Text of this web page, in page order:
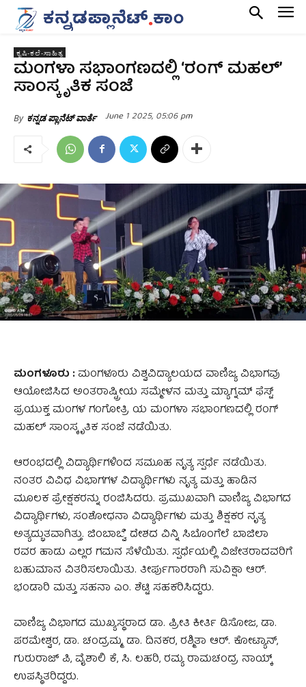
ಕೃಷಿ-ಕಲೆ-ಸಾಹಿತ್ಯ
ಮಂಗಳಾ ಸಭಾಂಗಣದಲ್ಲಿ ‘ರಂಗ್ ಮಹಲ್’
ಸಾಂಸ್ಕೃತಿಕ ಸಂಜೆ
By ಕನ್ನಡ ಪ್ಲಾನೆಟ್ ವಾರ್ತೆ June 1 2025, 05:06 pm
ಮಂಗಳೂರು :ಮಂಗಳೂರು ವಿಶ್ವವಿದ್ಯಾಲಯದ ವಾಣಿಜ್ಯ ವಿಭಾಗವು
ಆಯೋಜಿಸಿದ ಅಂತರಾಷ್ಟ್ರೀಯ ಸಮ್ಮೇಳನ ಮತ್ತು ಮ್ಯಾಗ್ನಮ್ ಫೆಸ್ಟ್
ಪ್ರಯುಕ್ತ ಮಂಗಳ ಗಂಗೋತ್ರಿ ಯ ಮಂಗಳಾ ಸಭಾಂಗಣದಲ್ಲಿ ರಂಗ್
ಮಹಲ್ ಸಾಂಸ್ಕೃತಿಕ ಸಂಜೆ ನಡೆಯಿತು.
ಆರಂಭದಲ್ಲಿ ವಿದ್ಯಾರ್ಥಿಗಳಿಂದ ಸಮೂಹ ನೃತ್ಯ ಸ್ಪರ್ಧೆ ನಡೆಯಿತು.
ನಂತರ ವಿವಿಧ ವಿಭಾಗಗಳ ವಿದ್ಯಾರ್ಥಿಗಳು ನೃತ್ಯ ಮತ್ತು ಹಾಡಿನ
ಮೂಲಕ ಪ್ರೇಕ್ಷಕರನ್ನು ರಂಜಿಸಿದರು. ಪ್ರಮುಖವಾಗಿ ವಾಣಿಜ್ಯ ವಿಭಾಗದ
ವಿದ್ಯಾರ್ಥಿಗಳು, ಸಂಶೋಧನಾ ವಿದ್ಯಾರ್ಥಿಗಳು ಮತ್ತು ಶಿಕ್ಷಕರ ನೃತ್ಯ
ಅತ್ಯದ್ಭುತವಾಗಿತ್ತು. ಜಿಂಬಾಬ್ವೆ ದೇಶದ ವಿನ್ನಿ ಸಿಬೊಂಗೆಲೆ ಬಾಜಿಲಾ
ರವರ ಹಾಡು ಎಲ್ಲರ ಗಮನ ಸೆಳೆಯಿತು. ಸ್ಪರ್ಧೆಯಲ್ಲಿ ವಿಜೇತರಾದವರಿಗೆ
ಬಹುಮಾನ ವಿತರಿಸಲಾಯಿತು. ತೀರ್ಪುಗಾರರಾಗಿ ಸುವಿಕ್ಷಾ ಆರ್.
ಭಂಡಾರಿ ಮತ್ತು ಸಹನಾ ಎಂ. ಶೆಟ್ಟಿ ಸಹಕರಿಸಿದ್ದರು.
ವಾಣಿಜ್ಯ ವಿಭಾಗದ ಮುಖ್ಯಸ್ಥರಾದ ಡಾ. ಪ್ರೀತಿ ಕೀರ್ತಿ ಡಿಸೋಜ, ಡಾ.
ಪರಮೇಶ್ವರ, ಡಾ. ಚಂದ್ರಮ್ಮ, ಡಾ. ದಿನಕರ, ರಶ್ಮಿತಾ ಆರ್. ಕೋಟ್ಯಾನ್,
ಗುರುರಾಜ್ ಪಿ, ವೈಶಾಲಿ ಕೆ, ಸಿ. ಲಹರಿ, ರಮ್ಯ ರಾಮಚಂದ್ರ ನಾಯ್ಕ್
ಉಪಸ್ಥಿತರಿದ್ದರು.